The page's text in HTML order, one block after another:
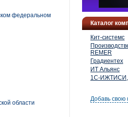
Каталог
Кит-системс
REMER
Градиентех
ИТ Альянс
1С-
Добавь свою
федеральном
области